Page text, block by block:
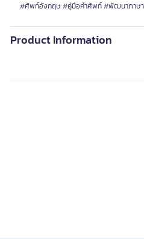
#ศัพท์อังกฤษ #คู่มือคำศัพท์ #พัฒนาภาษา
Product Information